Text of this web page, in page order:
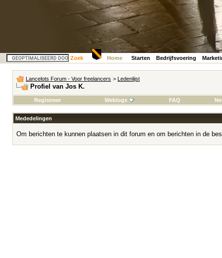
Zoek Home Starten Bedrijfsvoering
Lancelots Forum - Voor freelancers > Ledenlijst
Profiel van Jos K.
Registreer Weblogs FAQ
Mededelingen
Om berichten te kunnen plaatsen in dit forum en om berichten in de